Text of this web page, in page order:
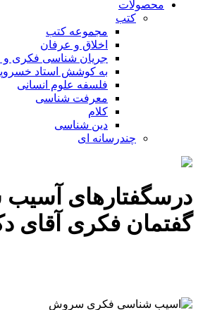
محصولات
کتب
مجموعه کتب
اخلاق و عرفان
جریان شناسی فکری و
به کوشش استاد
فلسفه علوم انسانی
معرفت شناسی
کلام
دین شناسی
چندرسانه ای
درسگفتارهای
گفتمان فکری آقای